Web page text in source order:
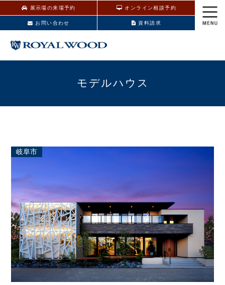
展示場の来場予約 オンライン相談予約
お問い合わせ 資料請求
モデルハウス
岐阜市